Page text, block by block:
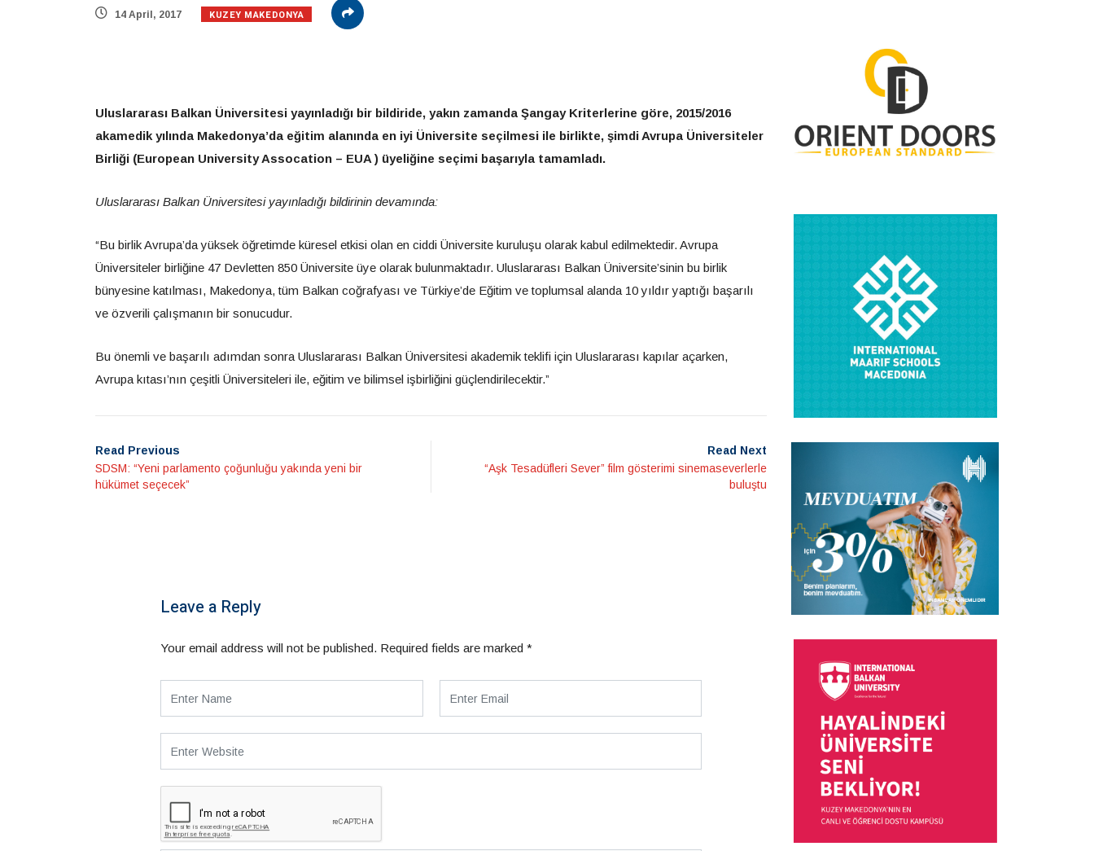
14 April, 2017 KUZEY MAKEDONYA
Uluslararası Balkan Üniversitesi yayınladığı bir bildiride, yakın zamanda Şangay Kriterlerine göre, 2015/2016
akamedik yılında Makedonya’da eğitim alanında en iyi Üniversite seçilmesi ile birlikte, şimdi Avrupa Üniversiteler
Birliği (European University Assocation – EUA ) üyeliğine seçimi başarıyla tamamladı.
Uluslararası Balkan Üniversitesi yayınladığı bildirinin devamında:
“Bu birlik Avrupa’da yüksek öğretimde küresel etkisi olan en ciddi Üniversite kuruluşu olarak kabul edilmektedir. Avrupa
Üniversiteler birliğine 47 Devletten 850 Üniversite üye olarak bulunmaktadır. Uluslararası Balkan Üniversite’sinin bu birlik
bünyesine katılması, Makedonya, tüm Balkan coğrafyası ve Türkiye’de Eğitim ve toplumsal alanda 10 yıldır yaptığı başarılı
ve özverili çalışmanın bir sonucudur.
Bu önemli ve başarılı adımdan sonra Uluslararası Balkan Üniversitesi akademik teklifi için Uluslararası kapılar açarken,
Avrupa kıtası’nın çeşitli Üniversiteleri ile, eğitim ve bilimsel işbirliğini güçlendirilecektir.”
Read Previous
SDSM: “Yeni parlamento çoğunluğu yakında yeni bir
hükümet seçecek”
Read Next
“Aşk Tesadüfleri Sever” film gösterimi sinemaseverlerle
buluştu
Leave a Reply
Your email address will not be published. Required fields are marked *